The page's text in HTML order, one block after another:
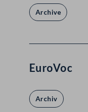
Archive
EuroVoc
Archiv